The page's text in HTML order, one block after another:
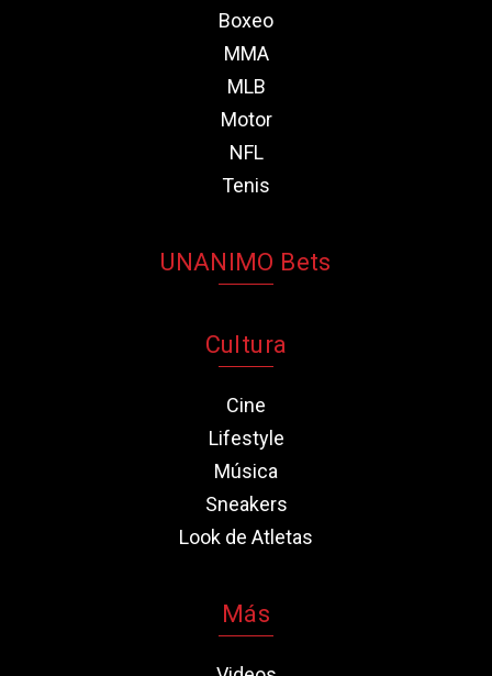
Boxeo
MMA
MLB
Motor
NFL
Tenis
UNANIMO Bets
Cultura
Cine
Lifestyle
Música
Sneakers
Look de Atletas
Más